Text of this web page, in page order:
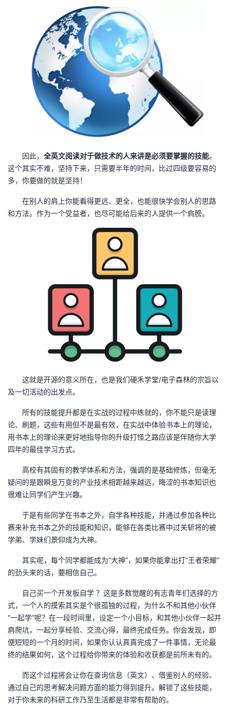
因此， 全英文阅读对于做技术的人来讲是必须要掌握的技能。
这个其实不难，坚持下来，只需要半年的时间，比过四级要容易的
多，你要做的就是坚持！
在别人的肩上你能看得更远、更全，也能很快学会别人的思路
和方法。作为一个受益者，也尽可能给后来的人提供一个肩膀。
这就是开源的意义所在，也是我们硬禾学堂/电子森林的宗旨以
及一切活动的出发点。
所有的技能提升都是在实战的过程中练就的，你不能只是读理
论、刷题，这些有用但不是最有效，在实战中体验书本上的理论，
用书本上的理论来更好地指导你的升级打怪之路应该是伴随你大学
四年的最佳学习方式。
高校有其固有的教学体系和方法，强调的是基础修炼，但毫无
疑问的是跟瞬息万变的产业技术相距越来越远，晦涩的书本知识也
很难让同学们产生兴趣。
于是有些同学在书本之外，自学各种技能，并通过参加各种比
赛来补充书本之外的技能和知识，能够在各类比赛中过关斩将的被
学弟、学妹们景仰成为大神。
其实呢，每个同学都能成为“大神”，如果你能拿出打“王者荣耀”
的劲头来的话，要相信自己。
自己买一个开发板自学 ？这是多数觉醒的有志青年们选择的方
式，一个人的摸索其实是个很孤独的过程，为什么不和其他小伙伴
“一起学”呢？在一段时间里，设定一个小目标，和其他小伙伴一起并
肩爬坑，一起分享经验、交流心得，最终完成任务。你会发现，即
便短短的一个月的时间，如果你认认真真完成了一件事情，无论最
终的结果如何，这个过程给你带来的体验和收获都是前所未有的。
而这个过程将会让你在查询信息（英文）、借鉴别人的经验、
通过自己的思考解决问题方面的能力得到提升。解锁了这些技能，
对于你未来的科研工作乃至生活都是非常有帮助的。